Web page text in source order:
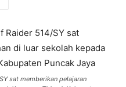
sat memberikan pelajaran